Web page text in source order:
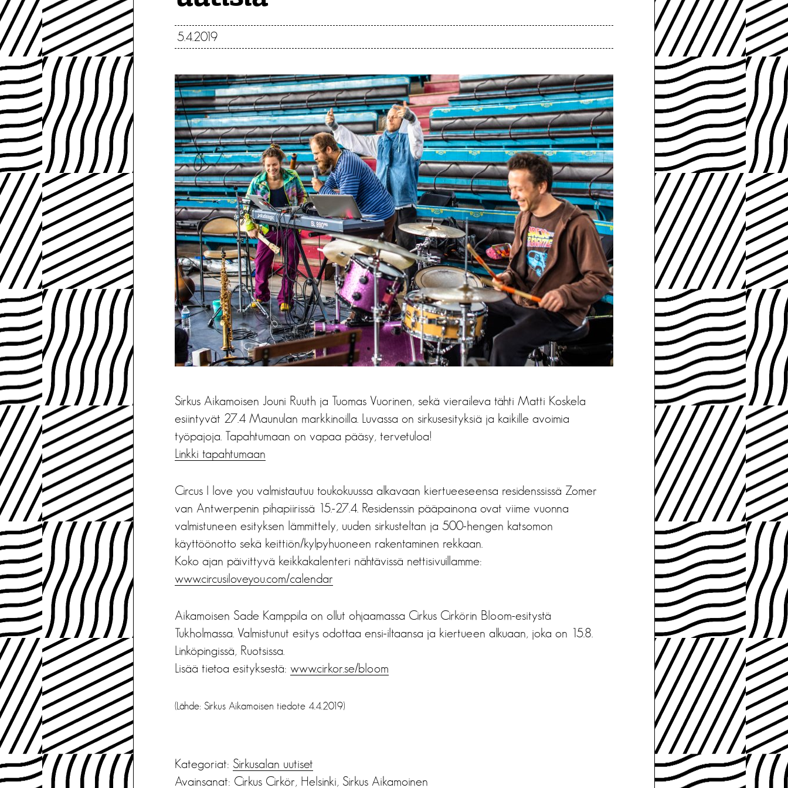
5.4.2019
Sirkus Aikamoisen Jouni Ruuth ja Tuomas Vuorinen, sekä vieraileva tähti Matti Koskela
esiintyvät 27.4 Maunulan markkinoilla. Luvassa on sirkusesityksiä ja kaikille avoimia
työpajoja. Tapahtumaan on vapaa pääsy, tervetuloa!
Linkki tapahtumaan
Circus I love you valmistautuu toukokuussa alkavaan kiertueeseensa residenssissä Zomer
van Antwerpenin pihapiirissä 15.-27.4. Residenssin pääpainona ovat viime vuonna
valmistuneen esityksen lämmittely, uuden sirkusteltan ja 500-hengen katsomon
käyttöönotto sekä keittiön/kylpyhuoneen rakentaminen rekkaan.
Koko ajan päivittyvä keikkakalenteri nähtävissä nettisivuillamme:
www.circusiloveyou.com/calendar
Aikamoisen Sade Kamppila on ollut ohjaamassa Cirkus Cirkörin Bloom-esitystä
Tukholmassa. Valmistunut esitys odottaa ensi-iltaansa ja kiertueen alkuaan, joka on 15.8.
Linköpingissä, Ruotsissa.
Lisää tietoa esityksestä: www.cirkor.se/bloom
(Lähde: Sirkus Aikamoisen tiedote 4.4.2019)
Kategoriat: Sirkusalan uutiset
Avainsanat: Cirkus Cirkör, Helsinki, Sirkus Aikamoinen